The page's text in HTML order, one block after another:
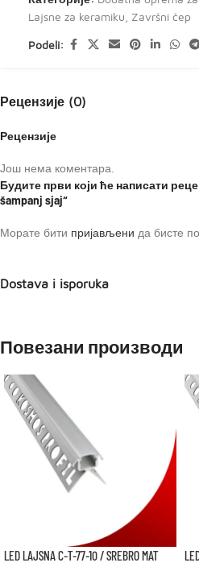
Lajsne za keramiku Završni čep
Podeli:
Рецензије (0)
Рецензије
Још нема коментара.
Будите први који ће написати
šampanj sjaj“
Морате бити пријављени да бисте
Dostava i isporuka
Повезани производи
LED LAJSNA C-T-77-10 / SREBRO MAT